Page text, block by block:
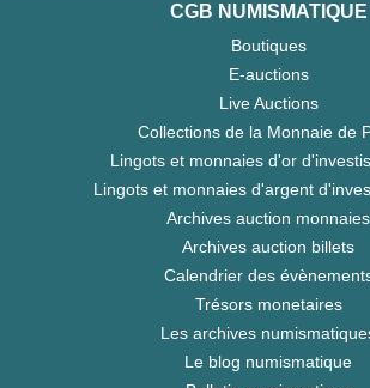
CGB NUMISMATIQUE
Boutiques
E-auctions
Live Auctions
Collections de la Monnaie de
Lingots et monnaies d'or
Lingots et monnaies d'argent
Archives auction monnaies
Archives auction billets
Calendrier des
Trésors monetaires
Les archives
Le blog numismatique